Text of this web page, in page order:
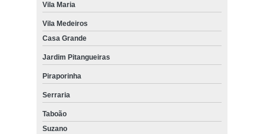
Vila Maria
Vila Medeiros
Casa Grande
Jardim Pitangueiras
Piraporinha
Serraria
Taboão
Suzano